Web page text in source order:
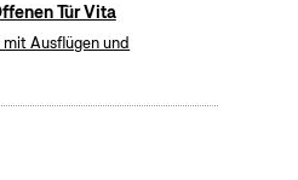
Tür Vita
Ausflügen und